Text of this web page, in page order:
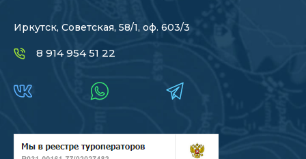
Иркутск, Советская, 58/1, оф. 603/3
8 914 954 51 22